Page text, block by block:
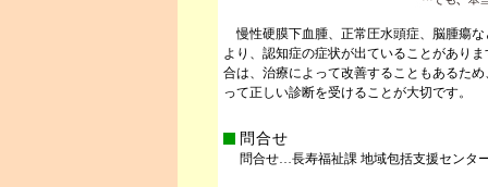
慢性硬膜下血腫、正常圧水頭症、脳腫瘍な
より、認知症の症状が出ていることがあり
合は、治療によって改善することもあるた
って正しい診断を受けることが大切です。
問合せ
問合せ…長寿福祉課 地域包括支援センタ